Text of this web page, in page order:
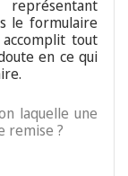
représentant
le formulaire
tout
en ce qui
laquelle une
remise ?